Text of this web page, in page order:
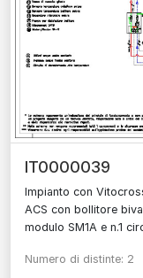
IT0000039
Impianto con
ACS con bollitore
modulo SM1A e n.1
Numero di distinte: 2